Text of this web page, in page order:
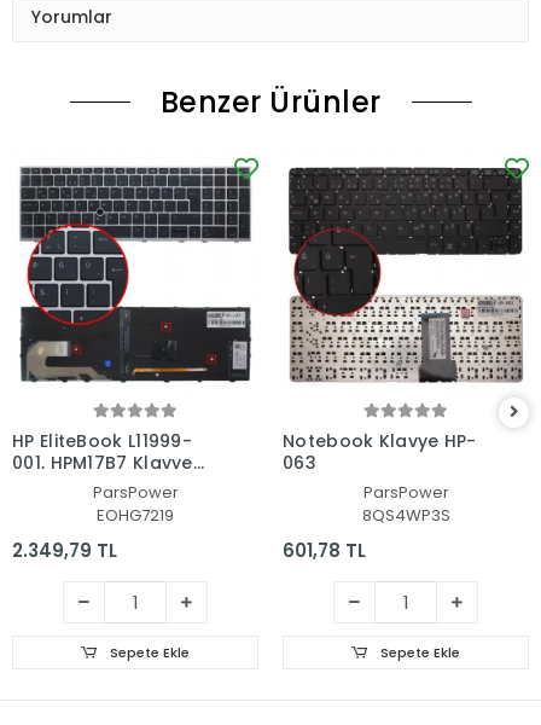
Yorumlar
Benzer Ürünler
HP EliteBook L11999-
001, HPM17B7 Klavye
Işıklı (Siyah TR)
ParsPower
EOHG7219
2.349,79 TL
Sepete Ekle
Notebook Klavye HP-
063
ParsPower
8QS4WP3S
601,78 TL
Sepete Ekle